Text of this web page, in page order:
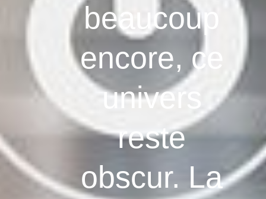
beaucoup
encore, ce
univers
reste
obscur. La